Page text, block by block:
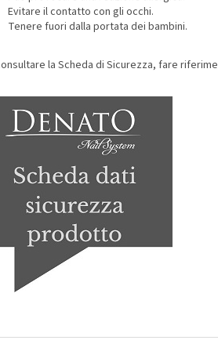
Evitare il contatto con gli occhi.
Tenere fuori dalla portata dei bambini.
la Scheda di Sicurezza, fare